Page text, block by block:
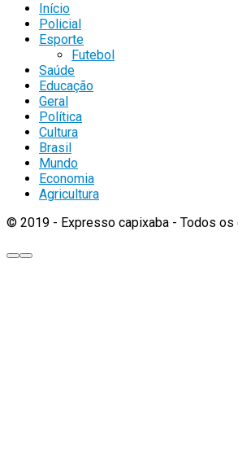
Início
Policial
Esporte
Futebol
Saúde
Educação
Geral
Política
Cultura
Brasil
Mundo
Economia
Agricultura
© 2019 - Expresso capixaba - Todos